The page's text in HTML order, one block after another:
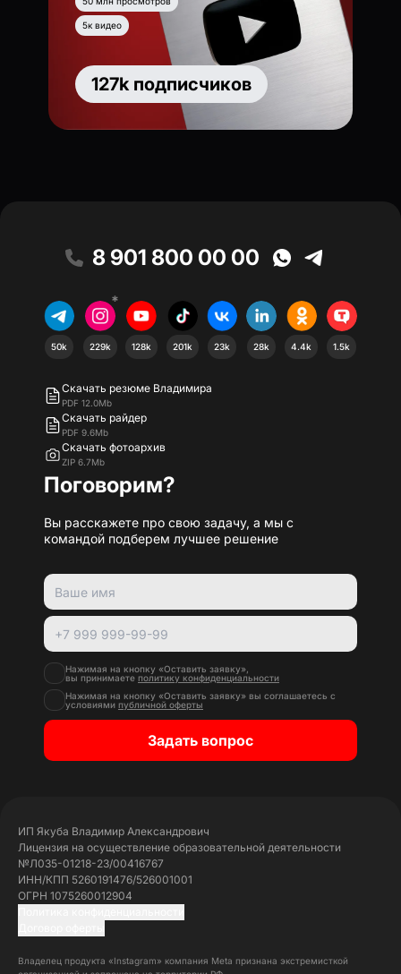
5к видео
127k подписчиков
8 901 800 00 00
50k
*
229k 128k 201k 23k 28k 4.4k 1.5k
Скачать резюме Владимира
PDF 12.0Mb
Скачать райдер
PDF 9.6Mb
Скачать фотоархив
ZIP 6.7Mb
Поговорим?
Вы расскажете про свою задачу, а мы с
командой подберем лучшее решение
Нажимая на кнопку «Оставить заявку»,
вы принимаете политику конфиденциальности
Нажимая на кнопку «Оставить заявку» вы соглашаетесь с
условиями публичной оферты
Задать вопрос
ИП Якуба Владимир Александрович
Лицензия на осуществление образовательной деятельности
№Л035-01218-23/00416767
ИНН/КПП 5260191476/526001001
ОГРН 1075260012904
Владелец продукта «Instagram» компания Meta признана экстремисткой